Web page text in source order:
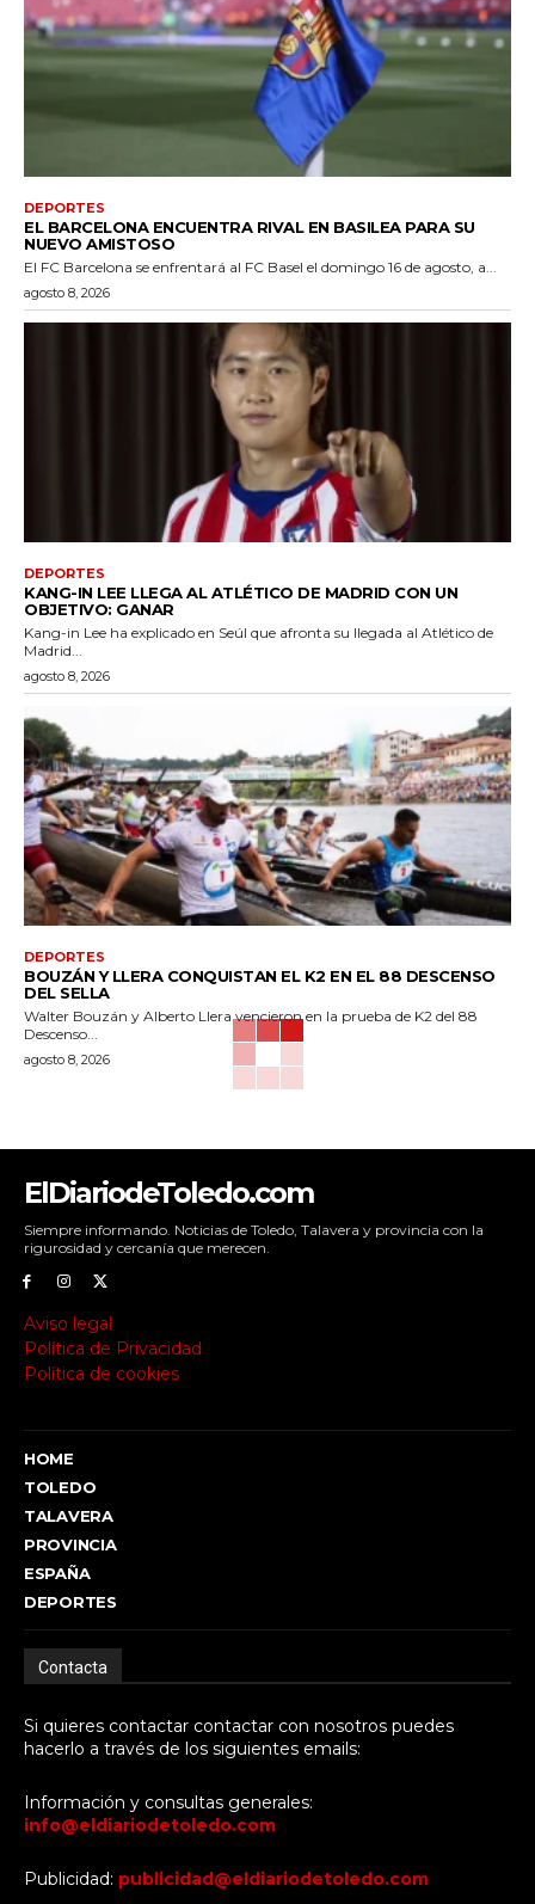
DEPORTES
EL BARCELONA ENCUENTRA RIVAL EN BASILEA PARA SU
NUEVO AMISTOSO
El FC Barcelona se enfrentará al FC Basel el domingo 16 de agosto, a...
agosto 8, 2026
DEPORTES
KANG-IN LEE LLEGA AL ATLÉTICO DE MADRID CON UN
OBJETIVO: GANAR
Kang-in Lee ha explicado en Seúl que afronta su llegada al Atlético de
Madrid...
agosto 8, 2026
DEPORTES
BOUZÁN Y LLERA CONQUISTAN EL K2 EN EL 88 DESCENSO
DEL SELLA
Walter Bouzán y Alberto Llera vencieron en la prueba de K2 del 88
Descenso...
agosto 8, 2026
ElDiariodeToledo.com
Siempre informando. Noticias de Toledo, Talavera y provincia con la
rigurosidad y cercanía que merecen.
Aviso legal
Política de Privacidad
Política de cookies
HOME
TOLEDO
TALAVERA
PROVINCIA
ESPAÑA
DEPORTES
Contacta
Si quieres contactar contactar con nosotros puedes
hacerlo a través de los siguientes emails:
Información y consultas generales:
info@eldiariodetoledo.com
Publicidad: publicidad@eldiariodetoledo.com